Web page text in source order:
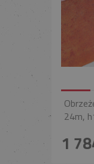
24m,
1